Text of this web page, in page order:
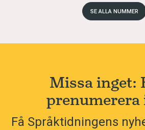
SE ALLA NUMMER
Missa inget:
prenumerera
Få Språktidningens